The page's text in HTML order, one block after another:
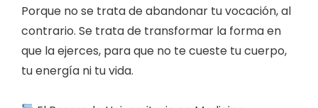
Porque no se trata de abandonar tu vocación, al
contrario. Se trata de transformar la forma en
que la ejerces, para que no te cueste tu cuerpo,
tu energía ni tu vida.